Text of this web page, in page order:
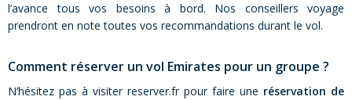
l’avance tous vos besoins à bord. Nos conseillers voyage
prendront en note toutes vos recommandations durant le vol.
Comment réserver un vol Emirates pour un groupe ?
N’hésitez pas à visiter reserver.fr pour faire une réservation de